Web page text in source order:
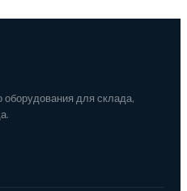
для склада,